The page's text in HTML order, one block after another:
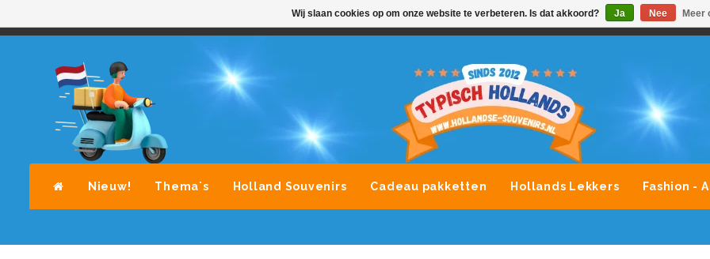
AVONDLEVERING MOGELIJK ALLE MERKEN SOUVENIRS
Nieuw! Thema`s Holland Souvenirs Cadeau pakketten Hollands Lekkers Fashion -
Wij slaan cookies op om onze website te verbeteren. Is dat akkoord? Ja Nee Meer